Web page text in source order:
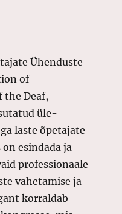
Ühenduste
of
the Deaf,
üle-
laste õpetajate
esindada ja
professionaale
vahetamise ja
korraldab